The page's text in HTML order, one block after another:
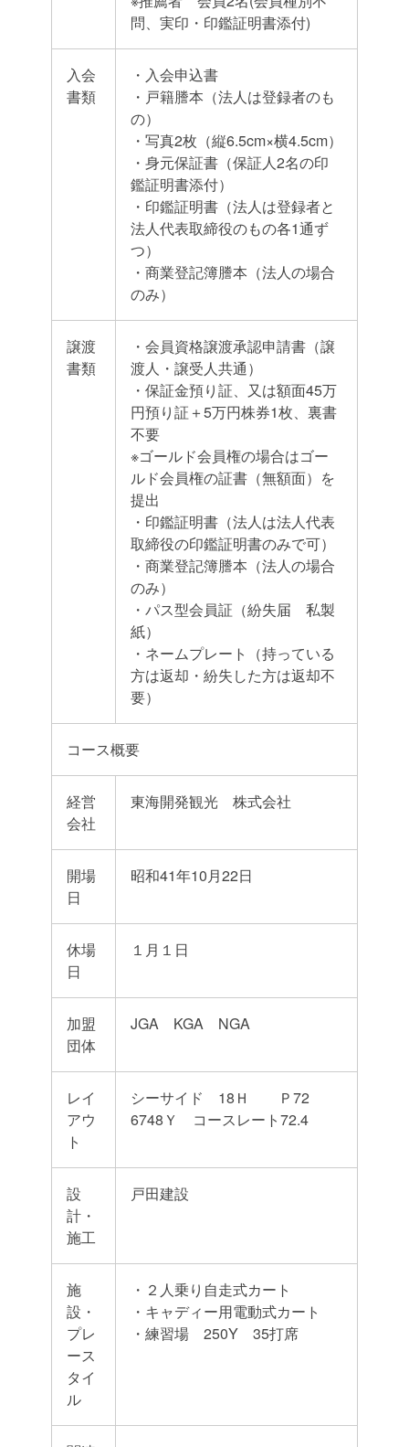
問、実印・印鑑証明書添付)
入会
書類
・入会申込書
・戸籍謄本（法人は登録者のも
の）
・写真2枚（縦6.5cm×横4.5cm）
・身元保証書（保証人2名の印
鑑証明書添付）
・印鑑証明書（法人は登録者と
法人代表取締役のもの各1通ず
つ）
・商業登記簿謄本（法人の場合
のみ）
譲渡
書類
・会員資格譲渡承認申請書（譲
渡人・譲受人共通）
・保証金預り証、又は額面45万
円預り証＋5万円株券1枚、裏書
不要
※ゴールド会員権の場合はゴー
ルド会員権の証書（無額面）を
提出
・印鑑証明書（法人は法人代表
取締役の印鑑証明書のみで可）
・商業登記簿謄本（法人の場合
のみ）
・パス型会員証（紛失届 私製
紙）
・ネームプレート（持っている
方は返却・紛失した方は返却不
要）
コース概要
経営
会社
東海開発観光 株式会社
開場
日
昭和41年10月22日
休場
日
１月１日
加盟
団体
JGA KGA NGA
レイ
アウ
ト
シーサイド 18Ｈ Ｐ72
6748Ｙ コースレート72.4
設
計・
施工
戸田建設
施
設・
プレ
ース
タイ
ル
・２人乗り自走式カート
・キャディー用電動式カート
・練習場 250Y 35打席